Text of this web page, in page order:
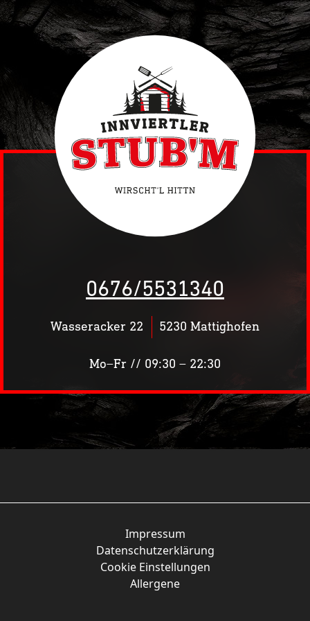
0676/5531340
Wasseracker 22 5230 Mattighofen
Mo–Fr // 09:30 – 22:30
KW06
Impressum
Datenschutzerklärung
Cookie Einstellungen
Allergene